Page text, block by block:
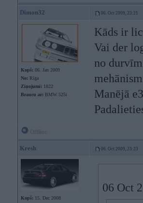
Dimon32 06. Oct 2009, 23:21
Kopš: 06. Jan 2009
No: Rīga
Ziņojumi: 1822
Braucu ar: BMW 525i
Kāds ir
Vai der
no
Manējā
Kresh 06. Oct 2009, 23:23
Kopš: 15. Dec 2008
06 Oct